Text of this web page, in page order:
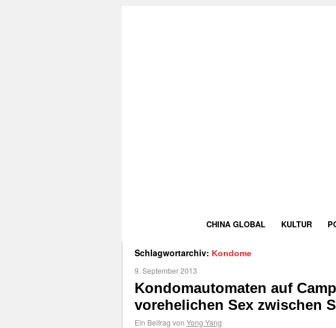
CHINA GLOBAL KULTUR
Schlagwortarchiv: Kondome
9. September 2013
Kondomautomaten auf
vorehelichen Sex zwischen
Ein Beitrag von Yong Yang